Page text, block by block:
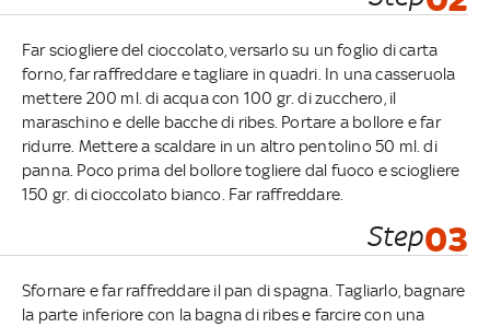
Far sciogliere del cioccolato, versarlo su un foglio di carta
forno, far raffreddare e tagliare in quadri. In una casseruola
mettere 200 ml. di acqua con 100 gr. di zucchero, il
maraschino e delle bacche di ribes. Portare a bollore e far
ridurre. Mettere a scaldare in un altro pentolino 50 ml. di
panna. Poco prima del bollore togliere dal fuoco e sciogliere
150 gr. di cioccolato bianco. Far raffreddare.
Step03
Sfornare e far raffreddare il pan di spagna. Tagliarlo, bagnare
la parte inferiore con la bagna di ribes e farcire con una